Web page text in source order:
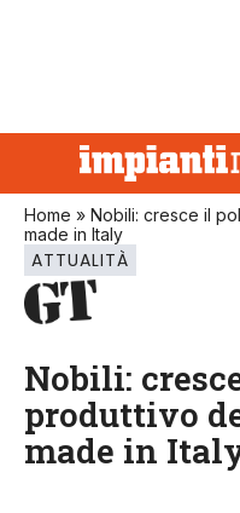
Home » Nobili: cresce il
made in Italy
ATTUALITÀ
Nobili:
produttivo
made in